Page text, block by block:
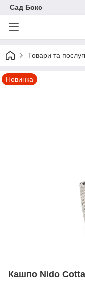
Сад Бокс
Товари та
Новинка
Кашпо Nido